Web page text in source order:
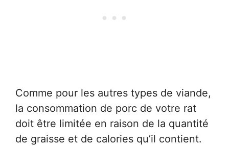
Comme pour les autres types de viande,
la consommation de porc de votre rat
doit être limitée en raison de la quantité
de graisse et de calories qu’il contient.